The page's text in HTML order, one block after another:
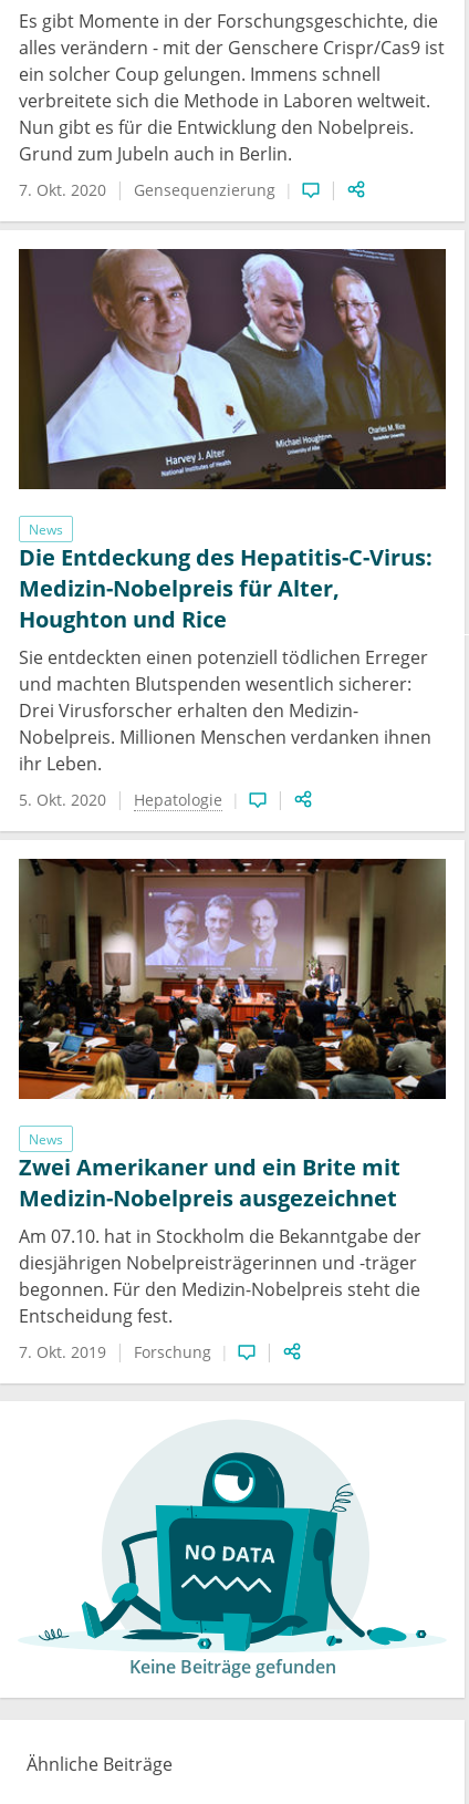
Es gibt Momente in der Forschungsgeschichte, die
alles verändern - mit der Genschere Crispr/Cas9 ist
ein solcher Coup gelungen. Immens schnell
verbreitete sich die Methode in Laboren weltweit.
Nun gibt es für die Entwicklung den Nobelpreis.
Grund zum Jubeln auch in Berlin.
7. Okt. 2020 Gensequenzierung
News
Die Entdeckung des Hepatitis-C-Virus:
Medizin-Nobelpreis für Alter,
Houghton und Rice
Sie entdeckten einen potenziell tödlichen Erreger
und machten Blutspenden wesentlich sicherer:
Drei Virusforscher erhalten den Medizin-
Nobelpreis. Millionen Menschen verdanken ihnen
ihr Leben.
5. Okt. 2020 Hepatologie
News
Zwei Amerikaner und ein Brite mit
Medizin-Nobelpreis ausgezeichnet
Am 07.10. hat in Stockholm die Bekanntgabe der
diesjährigen Nobelpreisträgerinnen und -träger
begonnen. Für den Medizin-Nobelpreis steht die
Entscheidung fest.
7. Okt. 2019 Forschung
Keine Beiträge gefunden
Ähnliche Beiträge